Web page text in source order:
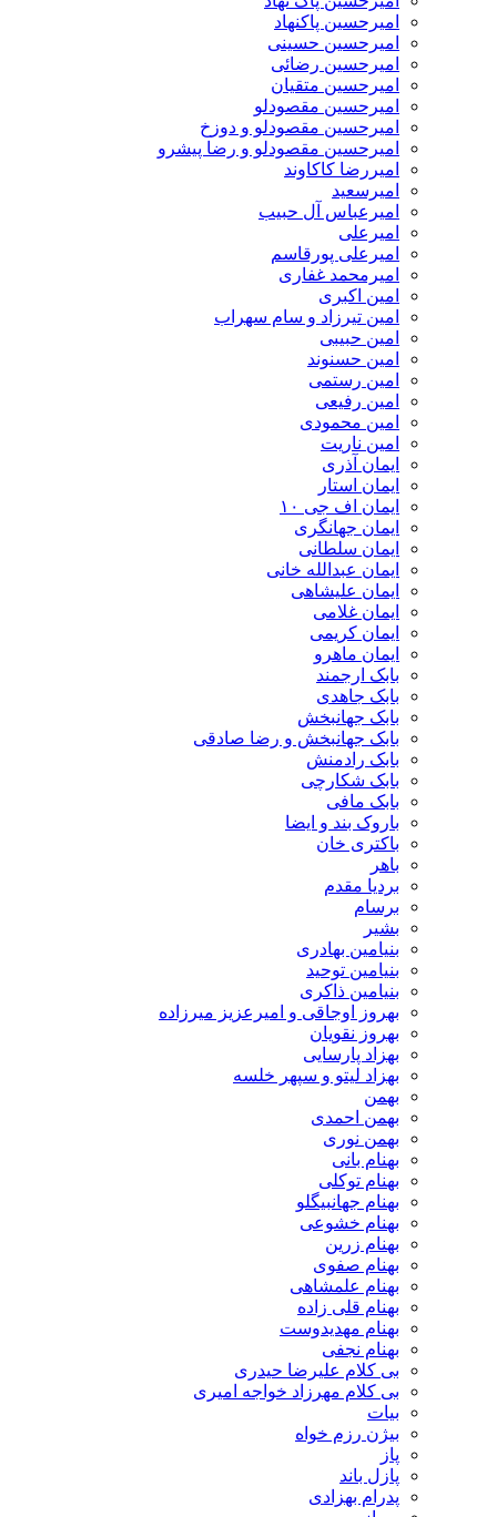
امیرحسین پاکنهاد
امیرحسین حسینی
امیرحسین رضائی
امیرحسین متقیان
امیرحسین مقصودلو
امیرحسین مقصودلو و دوزخ
امیرحسین مقصودلو و رضا پیشرو
امیررضا کاکاوند
امیرسعید
امیرعباس آل حبیب
امیرعلی
امیرعلی پورقاسم
امیرمحمد غفاری
امین اکبری
امین تیرزاد و سام سهراب
امین حبیبی
امین حسنوند
امین رستمی
امین رفیعی
امین محمودی
امین ناریت
ایمان آذری
ایمان استار
ایمان اف جی ۱۰
ایمان جهانگری
ایمان سلطانی
ایمان عبدالله خانی
ایمان علیشاهی
ایمان غلامی
ایمان کریمی
ایمان ماهرو
بابک ارجمند
بابک جاهدی
بابک جهانبخش
بابک جهانبخش و رضا صادقی
بابک رادمنش
بابک شکارچی
بابک مافی
باروک بند و ایضا
باکتری خان
باهر
بردیا مقدم
برسام
بشیر
بنیامین بهادری
بنیامین توحید
بنیامین ذاکری
بهروز اوجاقی و امیرعزیز میرزاده
بهروز نقویان
بهزاد پارسایی
بهزاد لیتو و سپهر خلسه
بهمن
بهمن احمدی
بهمن نوری
بهنام بانی
بهنام توکلی
بهنام جهانبیگلو
بهنام خشوعی
بهنام زرین
بهنام صفوی
بهنام علمشاهی
بهنام قلی زاده
بهنام مهدیدوست
بهنام نجفی
بی کلام علیرضا حیدری
بی کلام مهرزاد خواجه امیری
بیات
بیژن رزم خواه
پاز
پازل باند
پدرام بهزادی